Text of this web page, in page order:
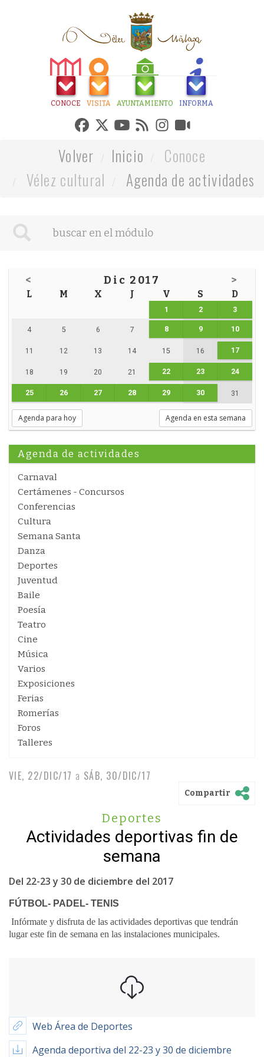
CONOCE VISITA AYUNTAMIENTO INFORMA
Volver Inicio
Conoce
Vélez cultural
Agenda de actividades
< Dic 2017 >
L M X J V S D
1 2 3
4 5 6 7 8 9 10
11 12 13 14 15 16 17
18 19 20 21 22 23 24
25 26 27 28 29 30 31
Agenda para hoy Agenda en esta semana
Agenda de actividades
Carnaval
Certámenes - Concursos
Conferencias
Cultura
Semana Santa
Danza
Deportes
Juventud
Baile
Poesía
Teatro
Cine
Música
Varios
Exposiciones
Ferias
Romerías
Foros
Talleres
VIE, 22/DIC/17 a SÁB, 30/DIC/17
Compartir
Deportes
Actividades deportivas fin de
semana
Del 22-23 y 30 de diciembre del 2017
FÚTBOL- PADEL- TENIS
Infórmate y disfruta de las actividades deportivas que tendrán
lugar este fin de semana en las instalaciones municipales.
Web Área de Deportes
Agenda deportiva del 22-23 y 30 de diciembre